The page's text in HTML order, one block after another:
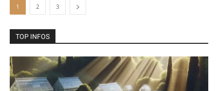
1 2 3
TOP INFOS